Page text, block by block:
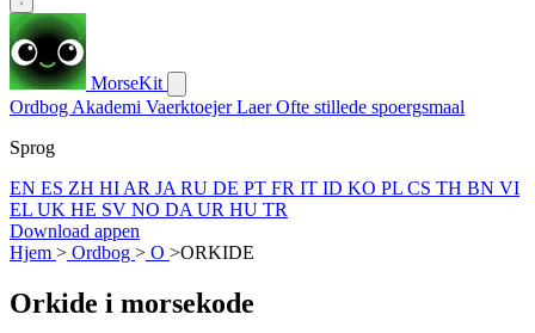
MorseKit
Ordbog Akademi VaerktoejerLaerOfte stillede spoergsmaal
Sprog
EN ES ZH HI AR JA RU DE PT FR IT ID KO PL CS TH BN VI
EL UK HE SV NO DA UR HU TR
Download appen
Hjem > Ordbog > O >ORKIDE
Orkide i morsekode